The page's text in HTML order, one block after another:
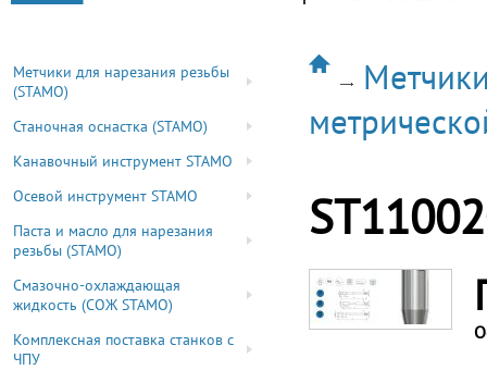
Метчики для нарезания резьбы
(STAMO)
Станочная оснастка (STAMO)
Канавочный инструмент STAMO
Осевой инструмент STAMO
Паста и масло для нарезания
резьбы (STAMO)
Смазочно-охлаждающая
жидкость (СОЖ STAMO)
Комплексная поставка станков с
ЧПУ